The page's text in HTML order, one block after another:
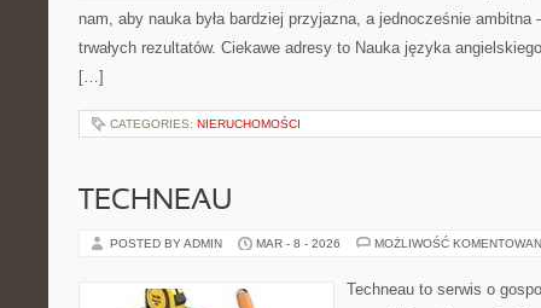
nam, aby nauka była bardziej przyjazna, a jednocześnie ambitna
trwałych rezultatów. Ciekawe adresy to Nauka języka
[…]
CATEGORIES: NIERUCHOMOŚCI
TECHNEAU
POSTED BY ADMIN MAR - 8 - 2026 MOŻLIWOŚĆ
Techneau to serwis o